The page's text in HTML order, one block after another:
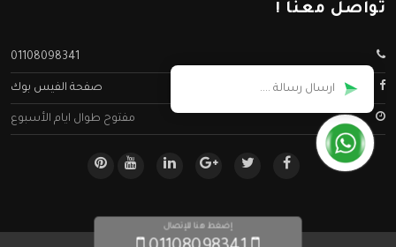
تواصل معنا !
01108098341
صفحة الفيس بوك
مفتوح طوال ايام الأسبوع
إضغط هنا للإتصال